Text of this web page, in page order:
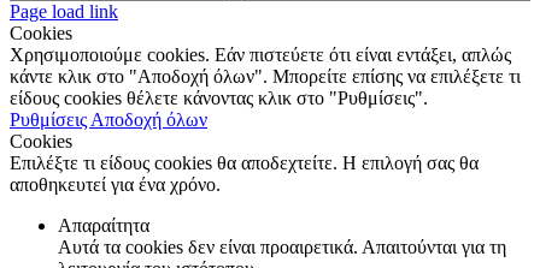
Page load link
Cookies
Χρησιμοποιούμε cookies. Εάν πιστεύετε ότι είναι εντάξει, απλώς
κάντε κλικ στο "Αποδοχή όλων". Μπορείτε επίσης να επιλέξετε τι
είδους cookies θέλετε κάνοντας κλικ στο "Ρυθμίσεις".
Ρυθμίσεις Αποδοχή όλων
Cookies
Επιλέξτε τι είδους cookies θα αποδεχτείτε. Η επιλογή σας θα
αποθηκευτεί για ένα χρόνο.
Απαραίτητα
Αυτά τα cookies δεν είναι προαιρετικά. Απαιτούνται για τη